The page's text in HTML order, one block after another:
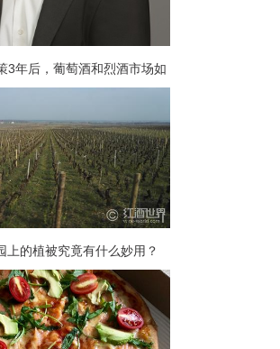
3年后，葡萄酒和烈酒市场如
何了？
上的植被究竟有什么妙用？